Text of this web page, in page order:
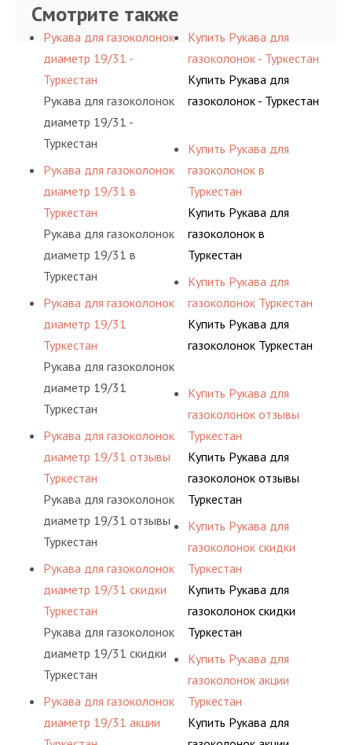
Смотрите также
Рукава для газоколонок
диаметр 19/31 -
Туркестан
Рукава для газоколонок
диаметр 19/31 -
Туркестан
Рукава для газоколонок
диаметр 19/31 в
Туркестан
Рукава для газоколонок
диаметр 19/31 в
Туркестан
Рукава для газоколонок
диаметр 19/31
Туркестан
Рукава для газоколонок
диаметр 19/31
Туркестан
Рукава для газоколонок
диаметр 19/31 отзывы
Туркестан
Рукава для газоколонок
диаметр 19/31 отзывы
Туркестан
Рукава для газоколонок
диаметр 19/31 скидки
Туркестан
Рукава для газоколонок
диаметр 19/31 скидки
Туркестан
Рукава для газоколонок
диаметр 19/31 акции
Купить Рукава для
газоколонок - Туркестан
Купить Рукава для
газоколонок - Туркестан
Купить Рукава для
газоколонок в
Туркестан
Купить Рукава для
газоколонок в
Туркестан
Купить Рукава для
газоколонок Туркестан
Купить Рукава для
газоколонок Туркестан
Купить Рукава для
газоколонок отзывы
Туркестан
Купить Рукава для
газоколонок отзывы
Туркестан
Купить Рукава для
газоколонок скидки
Туркестан
Купить Рукава для
газоколонок скидки
Туркестан
Купить Рукава для
газоколонок акции
Туркестан
Купить Рукава для